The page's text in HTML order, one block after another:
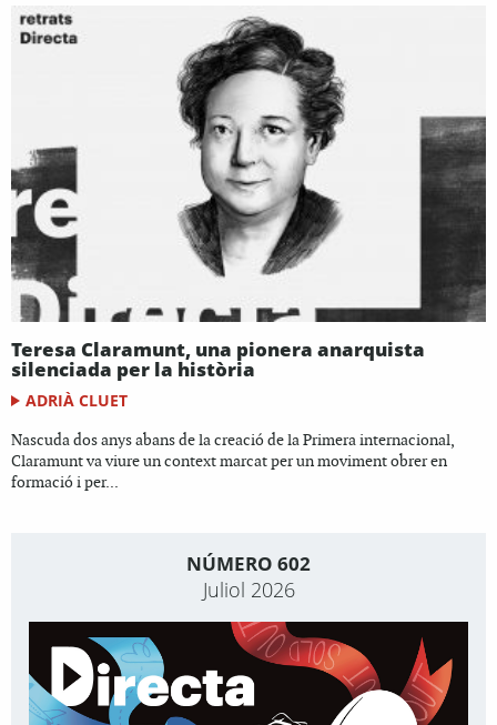
Teresa Claramunt, una pionera anarquista
silenciada per la història
ADRIÀ CLUET
Nascuda dos anys abans de la creació de la Primera internacional,
Claramunt va viure un context marcat per un moviment obrer en
formació i per...
NÚMERO 602
Juliol 2026